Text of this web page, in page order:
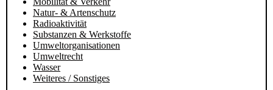
Natur- & Artenschutz
Radioaktivität
Substanzen & Werkstoffe
Umweltorganisationen
Umweltrecht
Wasser
Weiteres / Sonstiges